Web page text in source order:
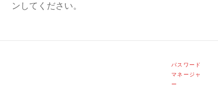
ンしてください。
パスワード
マネージャ
ー